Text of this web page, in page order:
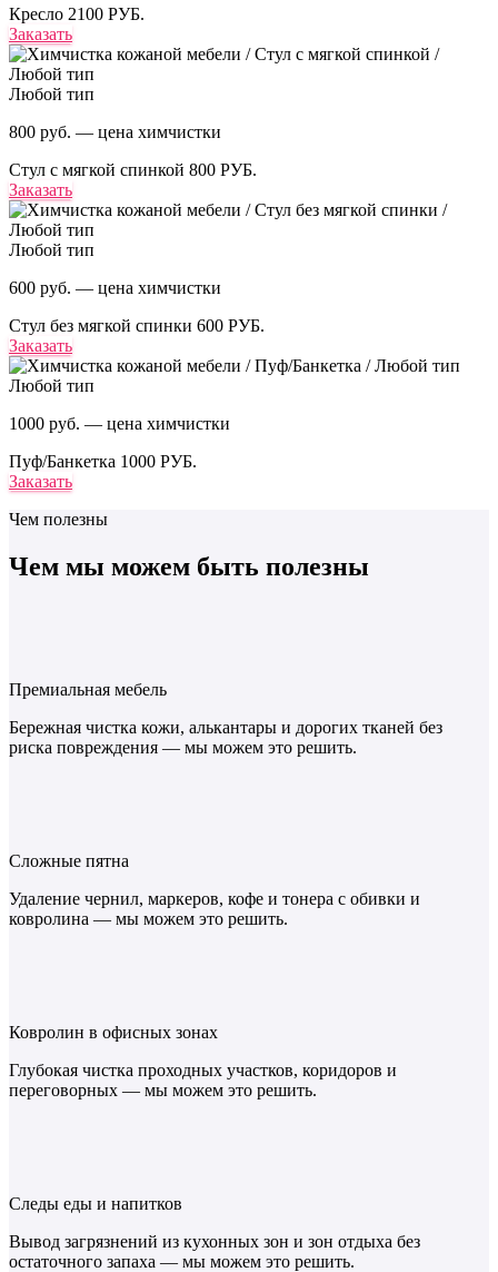
Кресло 2100 РУБ.
Заказать
Любой тип
800 руб. — цена химчистки
Стул с мягкой спинкой 800 РУБ.
Заказать
Любой тип
600 руб. — цена химчистки
Стул без мягкой спинки 600 РУБ.
Заказать
Любой тип
1000 руб. — цена химчистки
Пуф/Банкетка 1000 РУБ.
Заказать
Чем полезны
Чем мы можем быть полезны
Премиальная мебель
Бережная чистка кожи, алькантары и дорогих тканей без
риска повреждения — мы можем это решить.
Сложные пятна
Удаление чернил, маркеров, кофе и тонера с обивки и
ковролина — мы можем это решить.
Ковролин в офисных зонах
Глубокая чистка проходных участков, коридоров и
переговорных — мы можем это решить.
Следы еды и напитков
Вывод загрязнений из кухонных зон и зон отдыха без
остаточного запаха — мы можем это решить.